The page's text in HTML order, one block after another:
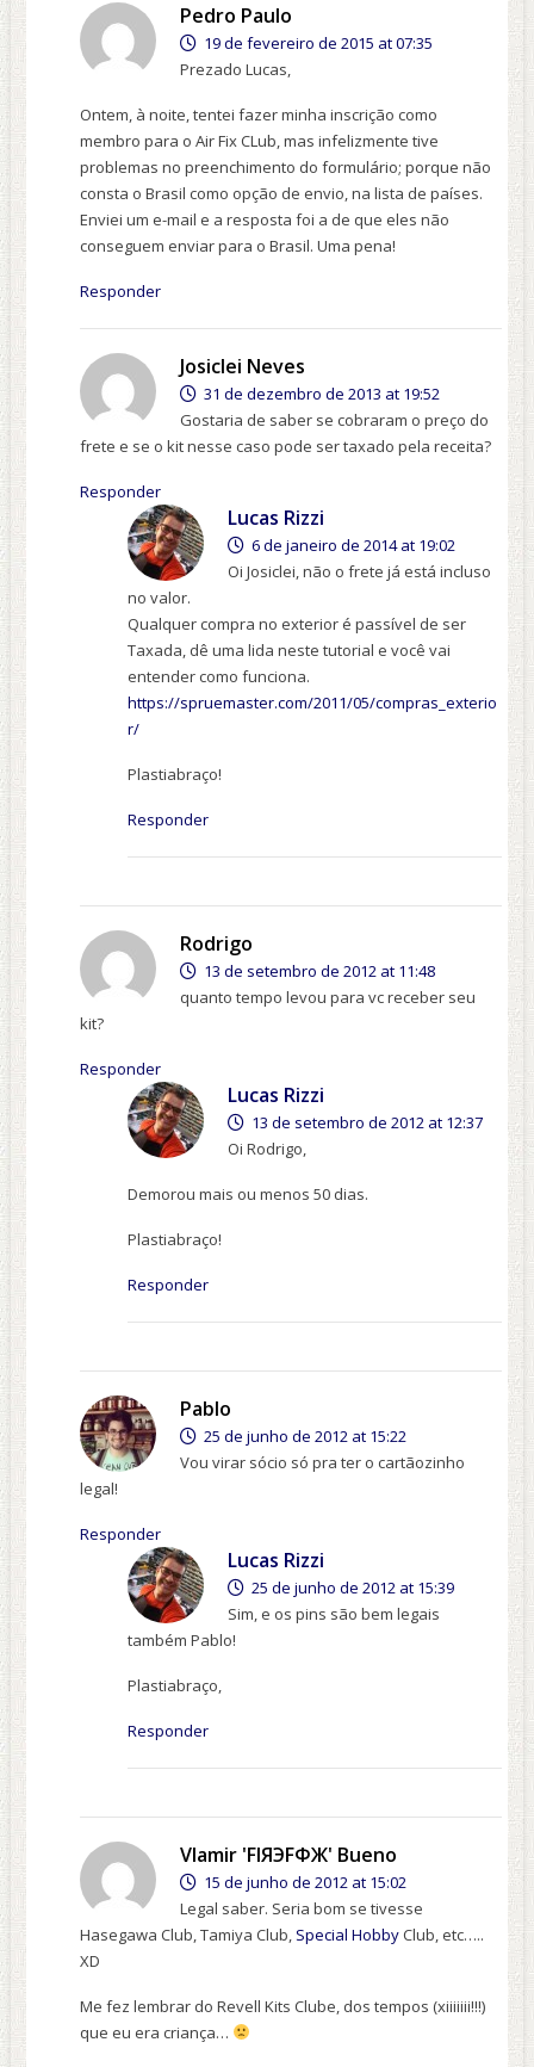
Pedro Paulo
19 de fevereiro de 2015 at 07:35
Prezado Lucas,
Ontem, à noite, tentei fazer minha inscrição como
membro para o Air Fix CLub, mas infelizmente tive
problemas no preenchimento do formulário; porque não
consta o Brasil como opção de envio, na lista de países.
Enviei um e-mail e a resposta foi a de que eles não
conseguem enviar para o Brasil. Uma pena!
Responder
Josiclei Neves
31 de dezembro de 2013 at 19:52
Gostaria de saber se cobraram o preço do
frete e se o kit nesse caso pode ser taxado pela receita?
Responder
Lucas Rizzi
6 de janeiro de 2014 at 19:02
Oi Josiclei, não o frete já está incluso
no valor.
Qualquer compra no exterior é passível de ser
Taxada, dê uma lida neste tutorial e você vai
entender como funciona.
https://spruemaster.com/2011/05/compras_exterio
r/
Plastiabraço!
Responder
Rodrigo
13 de setembro de 2012 at 11:48
quanto tempo levou para vc receber seu
kit?
Responder
Lucas Rizzi
13 de setembro de 2012 at 12:37
Oi Rodrigo,
Demorou mais ou menos 50 dias.
Plastiabraço!
Responder
Pablo
25 de junho de 2012 at 15:22
Vou virar sócio só pra ter o cartãozinho
legal!
Responder
Lucas Rizzi
25 de junho de 2012 at 15:39
Sim, e os pins são bem legais
também Pablo!
Plastiabraço,
Responder
Vlamir 'FІЯЭFФЖ' Bueno
15 de junho de 2012 at 15:02
Legal saber. Seria bom se tivesse
Hasegawa Club, Tamiya Club, Special HobbyClub, etc…..
XD
Me fez lembrar do Revell Kits Clube, dos tempos (xiiiiiii!!!)
que eu era criança…